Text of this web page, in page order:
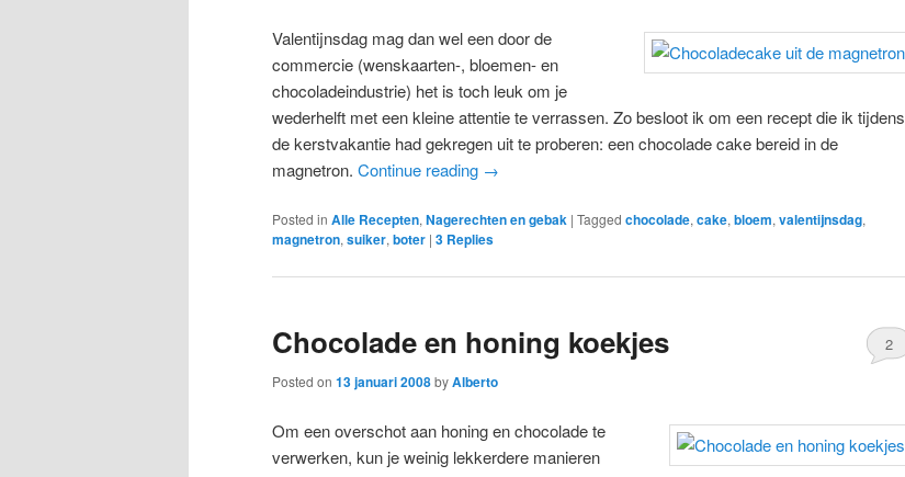
Valentijnsdag mag dan wel een door de
commercie (wenskaarten-, bloemen- en
chocoladeindustrie) het is toch leuk om je
wederhelft met een kleine attentie te verrassen. Zo besloot ik om een recept die ik tijdens
de kerstvakantie had gekregen uit te proberen: een chocolade cake bereid in de
magnetron. Continue reading →
Posted in Alle Recepten, Nagerechten en gebak | Tagged chocolade, cake, bloem, valentijnsdag,
magnetron, suiker, boter | 3 Replies
Chocolade en honing koekjes
Posted on 13 januari 2008byAlberto
2
Om een overschot aan honing en chocolade te
verwerken, kun je weinig lekkerdere manieren